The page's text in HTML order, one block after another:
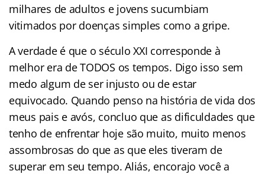
milhares de adultos e jovens sucumbiam
vitimados por doenças simples como a gripe.
A verdade é que o século XXI corresponde à
melhor era de TODOS os tempos. Digo isso sem
medo algum de ser injusto ou de estar
equivocado. Quando penso na história de vida dos
meus pais e avós, concluo que as dificuldades que
tenho de enfrentar hoje são muito, muito menos
assombrosas do que as que eles tiveram de
superar em seu tempo. Aliás, encorajo você a